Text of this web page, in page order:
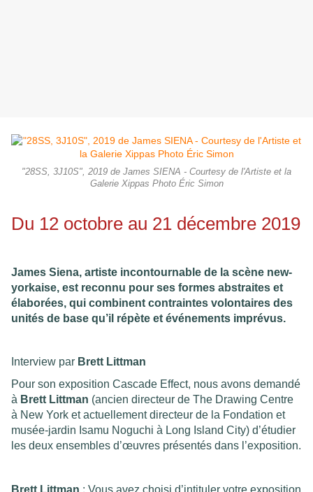
"28SS, 3J10S", 2019 de James SIENA - Courtesy de l'Artiste et la
Galerie Xippas Photo Éric Simon
Du 12 octobre au 21 décembre 2019
James Siena, artiste incontournable de la scène new-
yorkaise, est reconnu pour ses formes abstraites et
élaborées, qui combinent contraintes volontaires des
unités de base qu’il répète et événements imprévus.
Interview par Brett Littman
Pour son exposition Cascade Effect, nous avons demandé
à Brett Littman (ancien directeur de The Drawing Centre
à New York et actuellement directeur de la Fondation et
musée-jardin Isamu Noguchi à Long Island City) d’étudier
les deux ensembles d’œuvres présentés dans l’exposition.
Brett Littman : Vous avez choisi d’intituler votre exposition